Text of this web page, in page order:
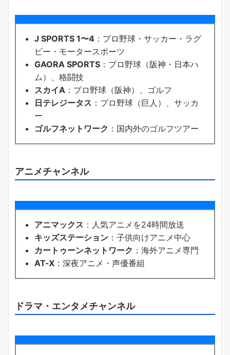
J SPORTS 1〜4 ：プロ野球・サッカー・ラグ
ビー・モータースポーツ
GAORA SPORTS ：プロ野球（阪神・日本ハ
ム）、格闘技
スカイA ：プロ野球（阪神）、ゴルフ
日テレジータス ：プロ野球（巨人）、サッカ
ー
ゴルフネットワーク ：国内外のゴルフツアー
アニメチャンネル
アニマックス ：人気アニメを24時間放送
キッズステーション ：子供向けアニメ中心
カートゥーンネットワーク ：海外アニメ専門
AT-X ：深夜アニメ・声優番組
ドラマ・エンタメチャンネル